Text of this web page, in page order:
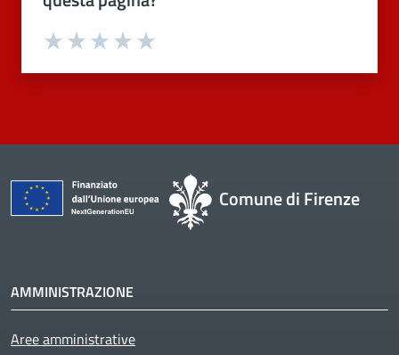
Valuta 4 stelle su 5
Valuta 3 stelle su 5
Valuta 2 stelle su 5
Valuta 1 stelle su 5
Comune di Firenze
AMMINISTRAZIONE
Aree amministrative